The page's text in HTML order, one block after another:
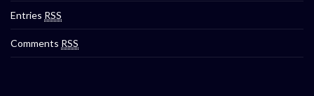
Entries RSS
Comments RSS